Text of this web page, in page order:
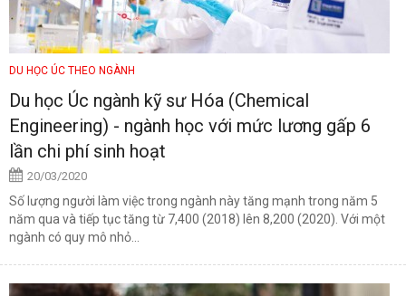
DU HỌC ÚC THEO NGÀNH
Du học Úc ngành kỹ sư Hóa (Chemical
Engineering) - ngành học với mức lương gấp 6
lần chi phí sinh hoạt
20/03/2020
Số lượng người làm việc trong ngành này tăng mạnh trong năm 5
năm qua và tiếp tục tăng từ 7,400 (2018) lên 8,200 (2020). Với một
ngành có quy mô nhỏ...